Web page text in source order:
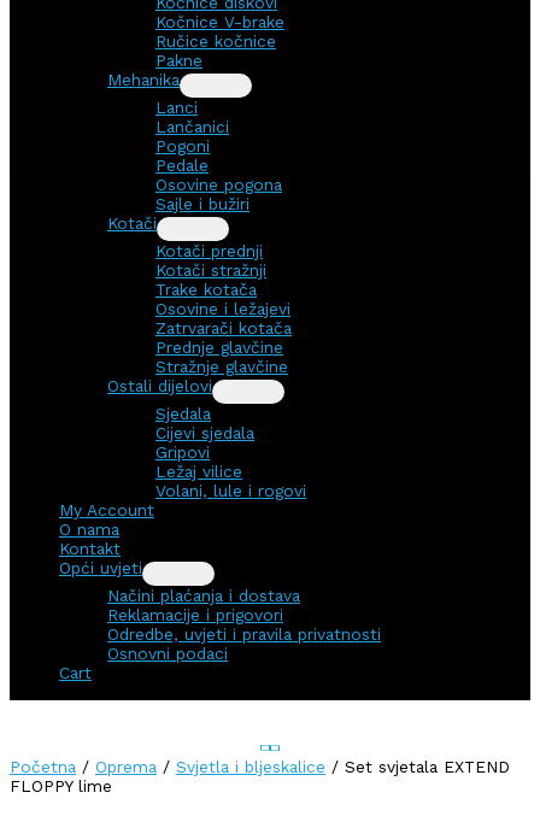
Kočnice V-brake
Ručice kočnice
Pakne
Mehanika
Lanci
Lančanici
Pogoni
Pedale
Osovine pogona
Sajle i bužiri
Kotači
Kotači prednji
Kotači stražnji
Trake kotača
Osovine i ležajevi
Zatrvarači kotača
Prednje glavčine
Stražnje glavčine
Ostali dijelovi
Sjedala
Cijevi sjedala
Gripovi
Ležaj vilice
Volani, lule i rogovi
My Account
O nama
Kontakt
Opći uvjeti
Načini plaćanja i dostava
Reklamacije i prigovori
Odredbe, uvjeti i pravila privatnosti
Osnovni podaci
Cart
Početna / Oprema / Svjetla i bljeskalice / Set svjetala EXTEND
FLOPPY lime